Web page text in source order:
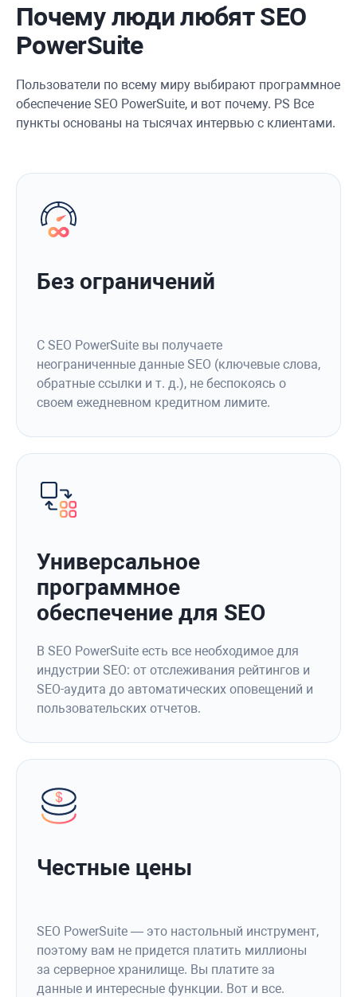
Почему люди любят SEO
PowerSuite
Пользователи по всему миру выбирают программное
обеспечение SEO PowerSuite, и вот почему. PS Все
пункты основаны на тысячах интервью с клиентами.
Без ограничений
С SEO PowerSuite вы получаете
неограниченные данные SEO (ключевые слова,
обратные ссылки и т. д.), не беспокоясь о
своем ежедневном кредитном лимите.
Универсальное
программное
обеспечение для SEO
В SEO PowerSuite есть все необходимое для
индустрии SEO: от отслеживания рейтингов и
SEO-аудита до автоматических оповещений и
пользовательских отчетов.
Честные цены
SEO PowerSuite — это настольный инструмент,
поэтому вам не придется платить миллионы
за серверное хранилище. Вы платите за
данные и интересные функции. Вот и все.